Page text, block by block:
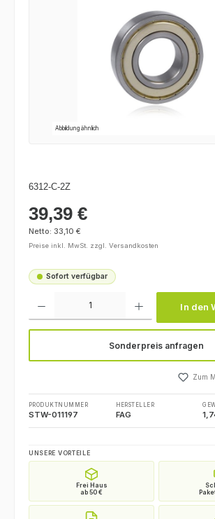
Abbildung ähnlich
6312-C-2Z
Regulärer Preis:
39,39 €
Netto: 33,10 €
Preise inkl. MwSt. zzgl. Versandkosten
Sofort verfügbar
In den
Sonderpreis anfragen
Zum
PRODUKTNUMMER
STW-011197
HERSTELLER
FAG
UNSERE VORTEILE